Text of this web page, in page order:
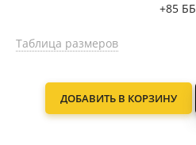
+85 ББ
Таблица размеров
ДОБАВИТЬ В КОРЗИНУ